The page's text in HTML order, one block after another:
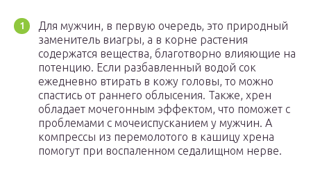
Для мужчин, в первую очередь, это природный
заменитель виагры, а в корне растения
содержатся вещества, благотворно влияющие на
потенцию. Если разбавленный водой сок
ежедневно втирать в кожу головы, то можно
спастись от раннего облысения. Также, хрен
обладает мочегонным эффектом, что поможет с
проблемами с мочеиспусканием у мужчин. А
компрессы из перемолотого в кашицу хрена
помогут при воспаленном седалищном нерве.